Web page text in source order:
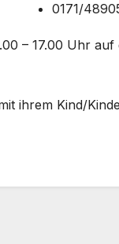
0171/
– 17.00 Uhr
ihrem Kind/